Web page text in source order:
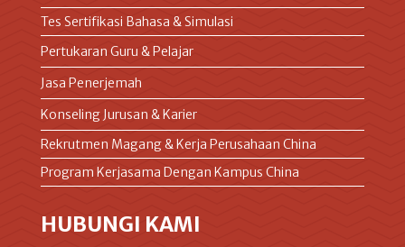
Tes Sertifikasi Bahasa & Simulasi
Pertukaran Guru & Pelajar
Jasa Penerjemah
Konseling Jurusan & Karier
Rekrutmen Magang & Kerja Perusahaan China
Program Kerjasama Dengan Kampus China
HUBUNGI KAMI